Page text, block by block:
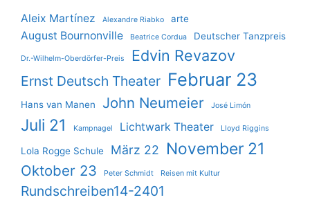
Aleix Martínez Alexandre Riabko arte
August Bournonville Beatrice Cordua Deutscher Tanzpreis
Dr.-Wilhelm-Oberdörfer-Preis Edvin Revazov
Ernst Deutsch Theater Februar 23
Hans van Manen John Neumeier José Limón
Juli 21 Kampnagel Lichtwark Theater Lloyd Riggins
Lola Rogge Schule März 22 November 21
Oktober 23 Peter Schmidt Reisen mit Kultur
Rundschreiben14-2401